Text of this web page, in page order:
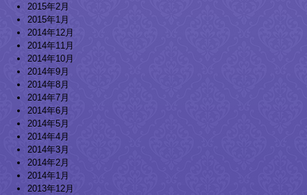
2015年2月
2015年1月
2014年12月
2014年11月
2014年10月
2014年9月
2014年8月
2014年7月
2014年6月
2014年5月
2014年4月
2014年3月
2014年2月
2014年1月
2013年12月